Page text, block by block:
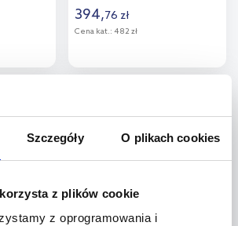
Szczegóły O plikach cookies
z plików cookie
z oprogramowania i
394,76 zł
Cena kat.: 482 zł
Do koszyka
Cersanit Moduo szafka